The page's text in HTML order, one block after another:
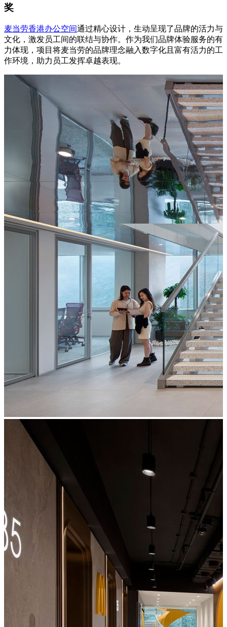
奖
麦当劳香港办公空间通过精心设计，生动呈现了品牌的活力与
文化，激发员工间的联结与协作。作为我们品牌体验服务的有
力体现，项目将麦当劳的品牌理念融入数字化且富有活力的工
作环境，助力员工发挥卓越表现。